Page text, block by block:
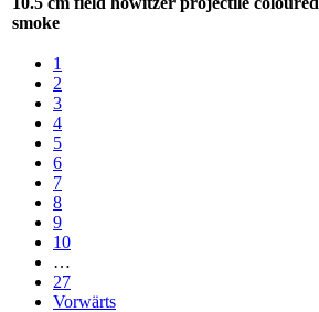
smoke
1
2
3
4
5
6
7
8
9
10
…
27
Vorwärts